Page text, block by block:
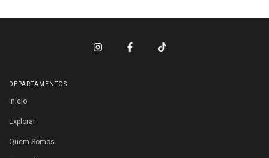
DEPARTAMENTOS
Início
Explorar
Quem Somos